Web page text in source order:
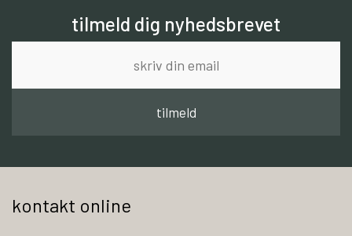
tilmeld dig nyhedsbrevet
tilmeld
kontakt online